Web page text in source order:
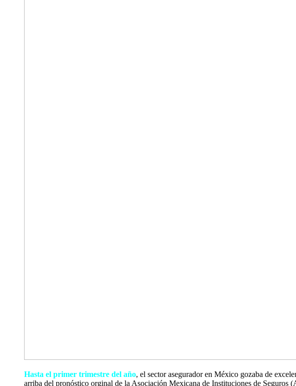
Hasta el primer trimestre del año, el sector asegurador en México gozaba de
arriba del pronóstico orginal de la Asociación Mexicana de Instituciones de